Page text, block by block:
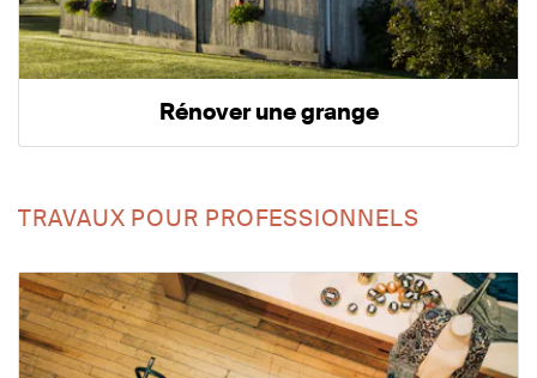
Rénover une grange
TRAVAUX POUR PROFESSIONNELS